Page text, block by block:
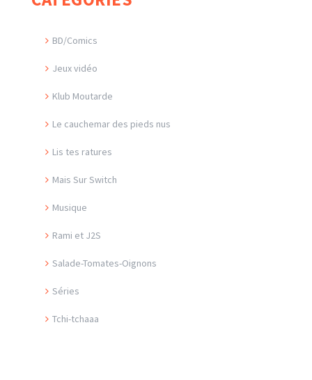
BD/Comics
Jeux vidéo
Klub Moutarde
Le cauchemar des pieds nus
Lis tes ratures
Mais Sur Switch
Musique
Rami et J2S
Salade-Tomates-Oignons
Séries
Tchi-tchaaa